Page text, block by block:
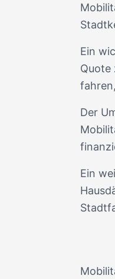
Ein
Quote
Der
Ein